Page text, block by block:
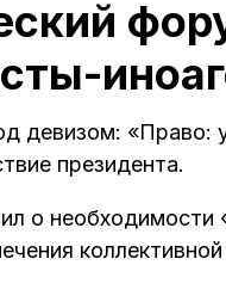
девизом: «Право:
президента.
о необходимости